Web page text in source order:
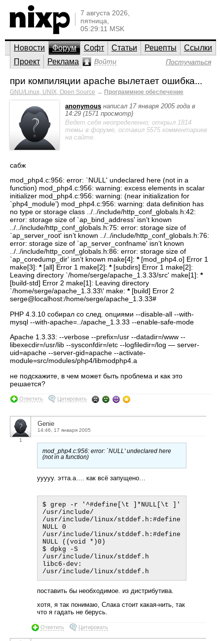
7 августа 2026,
пятница,
05:29:11 MSK
Новости Форум Софт Статьи Рецепты
Ссылки
Проект
Реклама Войти Постучаться
при компиляции apache вылетает ошибка...
GNU/Linux, UNIX, Open Source → Программное обеспечение
anonymous написал 17 января 2005 года в
14:29 (1571 просмотр)
Ведет себя неопределенно; открыл 1814
темы в форуме, оставил 5575 комментариев
на сайте.
сабж
mod_php4.c:956: error: `NULL' undeclared here (not in a
function) mod_php4.c:956: warning: excess elements in scalar
initializer mod_php4.c:956: warning: (near initialization for
`php4_module’) mod_php4.c:956: warning: data definition has
no type or storage class ../../include/http_conf_globals.h:42:
error: storage size of `ap_bind_address' isn’t known
../../include/http_conf_globals.h:75: error: storage size of
`ap_server_root' isn’t known ../../include/http_conf_globals.h:76:
error: storage size of `ap_server_confname' isn’t known
../../include/http_conf_globals.h:86: error: storage size of
`ap_coredump_dir' isn’t known make[4]: *[mod_php4.o] Error 1
make[3]: *[all] Error 1 make[2]: *[subdirs] Error 1 make[2]:
Leaving directory `/home/serge/apache_1.3.33/src' make[1]: *
[build-std] Error 2 make[1]: Leaving directory
`/home/serge/apache_1.3.33\′ make: *[build] Error 2
serge@localhost:/home/serge/apache_1.3.33#
PHP 4.3.10 собирал со след. опциями --disable-all --with-
mysql --with-apache=../apache_1.3.33 --enable-safe-mode
Apache 1.3.33: --verbose --prefix=/usr --datadir=/www --
libexecdir=/usr/lib --sysconfdir=/etc --logfiledir=/log — server-
uid=apache --server-gid=apache --activate-
module=src/modules/php4/libmodphp4.a
не подскажите, в чем может быть проблема и как это
решается?
Ответить Цитировать
1
Genie
14:46, 17 января 2005
mod_php4.c:956: error: `NULL' undeclared here
(not in a function)
ууууу. этта.а…. как всё запущено…
$ grep -r '^#define[\t ]*NULL[\t ]'
/usr/include/
/usr/include/linux/stddef.h:#define
NULL 0
/usr/include/linux/stddef.h:#define
NULL ((void *)0)
$ dpkg -S
/usr/include/linux/stddef.h
libc6-dev:
поставить бы необходимое. из дистрибутива.
хотя, я так понимаю, Слака стоит какая-нить, так
что я гадать не берусь.
Ответить Цитировать